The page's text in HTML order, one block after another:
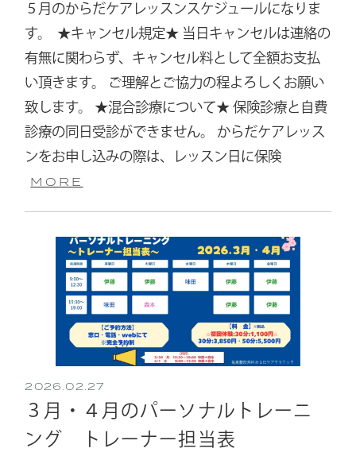
５月のからだケアレッスンスケジュールになりま
す。 ⁡ ⁡★キャンセル規定★ 当日キャンセルは連絡の
有無に関わらず、キャンセル料として全額お支払
い頂きます。 ご理解とご協力の程よろしくお願い
致します。 ★混合診療について★ 保険診療と自費
診療の同日受診ができません。 からだケアレッス
ンをお申し込みの際は、レッスン日に保険
MORE
2026.02.27
３月・４月のパーソナルトレーニ
ング トレーナー担当表